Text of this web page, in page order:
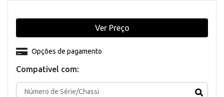
Compativel com:
Opções de pagamento
Ver Preço